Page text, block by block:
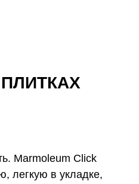
ПЛИТКАХ
Marmoleum Click
легкую в укладке,